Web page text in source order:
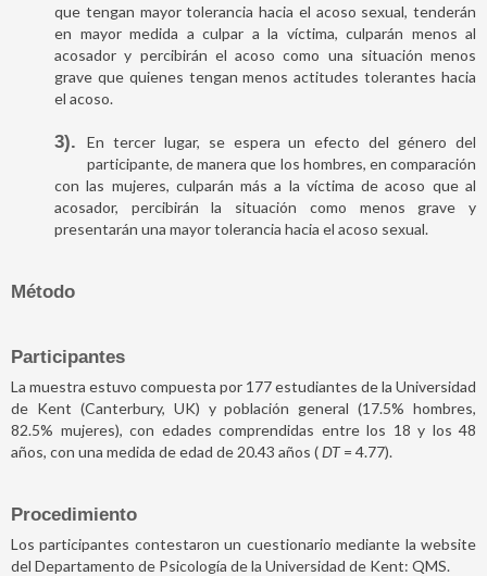
que tengan mayor tolerancia hacia el acoso sexual, tenderán
en mayor medida a culpar a la víctima, culparán menos al
acosador y percibirán el acoso como una situación menos
grave que quienes tengan menos actitudes tolerantes hacia
el acoso.
3)
En tercer lugar, se espera un efecto del género del
participante, de manera que los hombres, en comparación
con las mujeres, culparán más a la víctima de acoso que al
acosador, percibirán la situación como menos grave y
presentarán una mayor tolerancia hacia el acoso sexual.
Método
Participantes
La muestra estuvo compuesta por 177 estudiantes de la Universidad
de Kent (Canterbury, UK) y población general (17.5% hombres,
82.5% mujeres), con edades comprendidas entre los 18 y los 48
años, con una medida de edad de 20.43 años (DT= 4.77).
Procedimiento
Los participantes contestaron un cuestionario mediante la website
del Departamento de Psicología de la Universidad de Kent: QMS.